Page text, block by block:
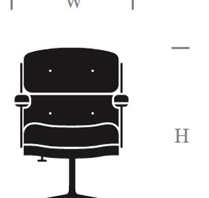
доставкой
Симферополю